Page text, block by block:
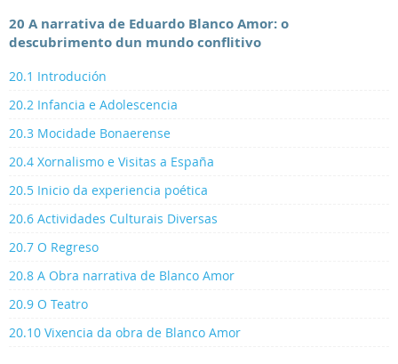
20 A narrativa de Eduardo Blanco Amor: o
descubrimento dun mundo conflitivo
20.1 Introdución
20.2 Infancia e Adolescencia
20.3 Mocidade Bonaerense
20.4 Xornalismo e Visitas a España
20.5 Inicio da experiencia poética
20.6 Actividades Culturais Diversas
20.7 O Regreso
20.8 A Obra narrativa de Blanco Amor
20.9 O Teatro
20.10 Vixencia da obra de Blanco Amor